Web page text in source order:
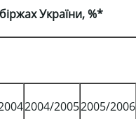
України, %*
2004/20052005/2006